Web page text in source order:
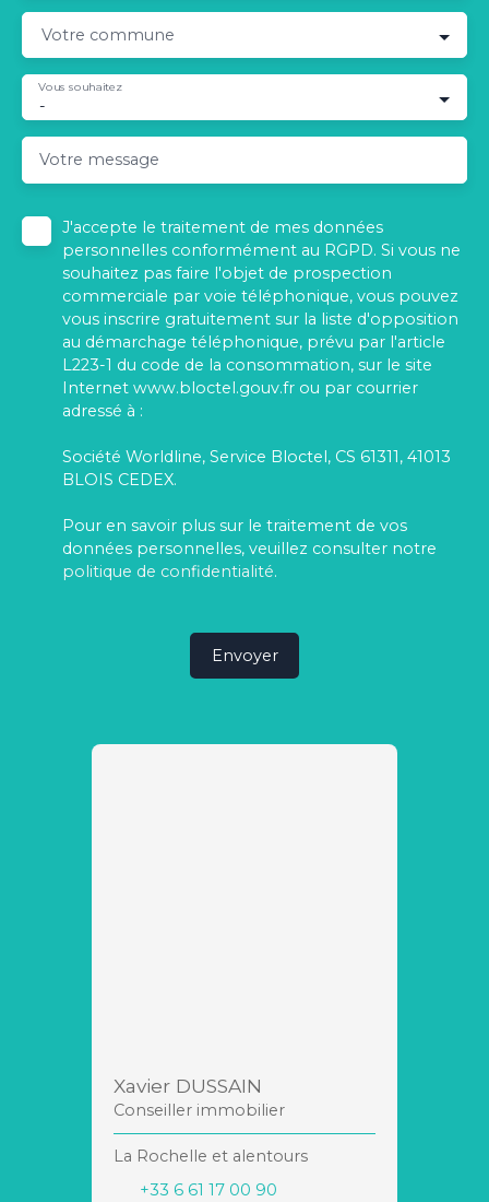
Votre commune
-
Vous souhaitez
Votre message
J'accepte le traitement de mes données
personnelles conformément au RGPD. Si vous ne
souhaitez pas faire l'objet de prospection
commerciale par voie téléphonique, vous pouvez
vous inscrire gratuitement sur la liste d'opposition
au démarchage téléphonique, prévu par l'article
L223-1 du code de la consommation, sur le site
Internet www.bloctel.gouv.fr ou par courrier
adressé à :
Société Worldline, Service Bloctel, CS 61311, 41013
BLOIS CEDEX.
Pour en savoir plus sur le traitement de vos
données personnelles, veuillez consulter notre
politique de confidentialité.
Envoyer
Xavier DUSSAIN
Conseiller immobilier
La Rochelle et alentours
+33 6 61 17 00 90